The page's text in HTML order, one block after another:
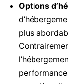
Options
plus